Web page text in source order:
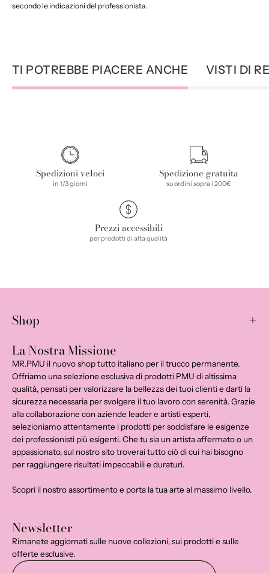
secondo le indicazioni del professionista.
TI POTREBBE PIACERE ANCHE VISTI DI
Spedizioni veloci
in 1/3 giorni
Spedizione gratuita
su ordini sopra i 200€
Prezzi accessibili
per prodotti di alta qualità
Shop
La Nostra Missione
MR.PMU il nuovo shop tutto italiano per il trucco permanente.
Offriamo una selezione esclusiva di prodotti PMU di altissima
qualità, pensati per valorizzare la bellezza dei tuoi clienti e darti la
sicurezza necessaria per svolgere il tuo lavoro con serenità. Grazie
alla collaborazione con aziende leader e artisti esperti,
selezioniamo attentamente i prodotti per soddisfare le esigenze
dei professionisti più esigenti. Che tu sia un artista affermato o un
appassionato, sul nostro sito troverai tutto ciò di cui hai bisogno
per raggiungere risultati impeccabili e duraturi.
Scopri il nostro assortimento e porta la tua arte al massimo livello.
Newsletter
Rimanete aggiornati sulle nuove collezioni, sui prodotti e sulle
offerte esclusive.